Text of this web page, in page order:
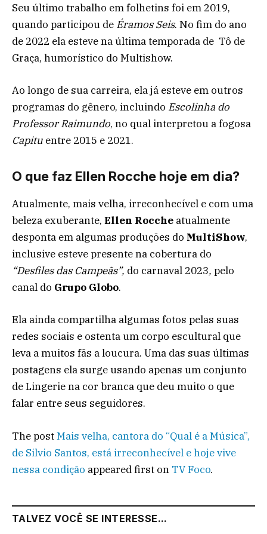
Seu último trabalho em folhetins foi em 2019,
quando participou de Éramos Seis. No fim do ano
de 2022 ela esteve na última temporada de Tô de
Graça, humorístico do Multishow.
Ao longo de sua carreira, ela já esteve em outros
programas do gênero, incluindo Escolinha do
Professor Raimundo, no qual interpretou a fogosa
Capitu entre 2015 e 2021.
O que faz Ellen Rocche hoje em dia?
Atualmente, mais velha, irreconhecível e com uma
beleza exuberante, Ellen Rocche atualmente
desponta em algumas produções do MultiShow,
inclusive esteve presente na cobertura do
“Desfiles das Campeãs”, do carnaval 2023, pelo
canal do Grupo Globo.
Ela ainda compartilha algumas fotos pelas suas
redes sociais e ostenta um corpo escultural que
leva a muitos fãs a loucura. Uma das suas últimas
postagens ela surge usando apenas um conjunto
de Lingerie na cor branca que deu muito o que
falar entre seus seguidores.
The postMais velha, cantora do “Qual é a Música”,
de Silvio Santos, está irreconhecível e hoje vive
nessa condição appeared first on TV Foco.
TALVEZ VOCÊ SE INTERESSE...